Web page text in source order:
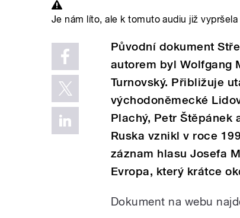
Je nám líto, ale k tomuto audiu již vypršela
Původní dokument
autorem byl Wolfgang
Turnovský. Přibližuje
východoněmecké
Plachý, Petr Štěpánek
Ruska vznikl v roce
záznam hlasu Josefa
Evropa, který krátce
Dokument na webu